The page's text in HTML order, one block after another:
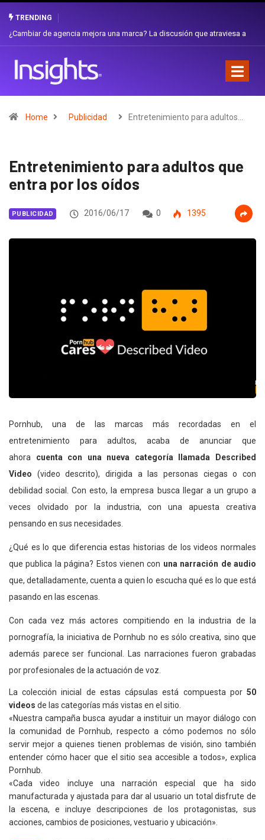
TRENDING
Gabriela Herrera y el arte de cambiarse el sombrero en Corporación
Home Publicidad Entretenimiento para adultos…
Entretenimiento para adultos que
entra por los oídos
PUBLICIDAD 2016/06/17 0 1395
Pornhub, una de las marcas más recordadas en el
entretenimiento para adultos, acaba de anunciar que
ahora cuenta con una nueva categoría llamada Described
Video (video descrito), dirigida a las personas ciegas o con
debilidad social. Con esto, la empresa busca llegar a un grupo a
veces olvidado por la industria, con una apuesta creativa
pensando en sus necesidades.
¿Qué es lo que diferencia estas historias de los videos normales
que publica la página? Estos vienen con una narración de audio
que, detalladamente, cuenta a quien lo escucha qué es lo que está
pasando en las escenas.
Con cada vez más actores compitiendo en la industria de la
pornografía, la iniciativa de Pornhub no es sólo creativa, sino que
además parece ser funcional. Las narraciones fueron grabadas
por profesionales de la actuación de voz.
La colección inicial de estas cápsulas está compuesta por 50
videos de las categorías más vistas en el sitio.
«Nuestra campaña busca ayudar a instituir un mayor diálogo con
la comunidad de Pornhub, respecto a cómo podemos no sólo
servir mejor a quienes tienen problemas de visión, sino también
entender cómo hacer que el sitio sea accesible a todos», explica
Pornhub.
«Cada video incluye una narración especial que ha sido
manufacturada y ajustada para dar al usuario un total disfrute de
la escena, e incluye descripciones de los protagonistas, sus
acciones, cambios de posiciones, vestuario y ubicación».